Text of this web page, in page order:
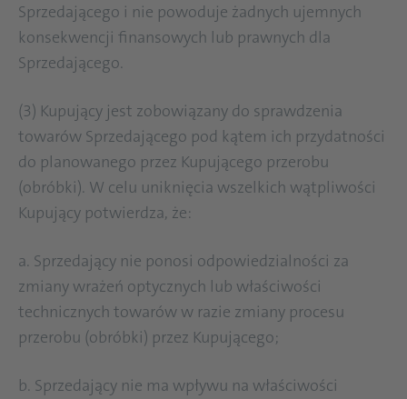
Sprzedającego i nie powoduje żadnych ujemnych
konsekwencji finansowych lub prawnych dla
Sprzedającego.
(3) Kupujący jest zobowiązany do sprawdzenia
towarów Sprzedającego pod kątem ich przydatności
do planowanego przez Kupującego przerobu
(obróbki). W celu uniknięcia wszelkich wątpliwości
Kupujący potwierdza, że:
a. Sprzedający nie ponosi od­powiedzialności za
zmiany wrażeń optycznych lub właściwości
technicznych towarów w razie zmiany procesu
przerobu (obróbki) przez Kupującego;
b. Sprzedający nie ma wpływu na właściwości